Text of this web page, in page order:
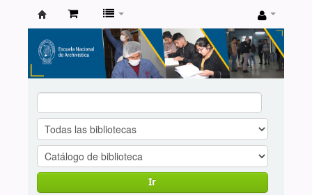
Catálogo
de
Biblioteca
ENA
Ir